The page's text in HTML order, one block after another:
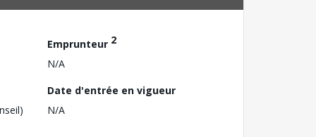
Emprunteur 2
N/A
Date d'entrée en vigueur
N/A